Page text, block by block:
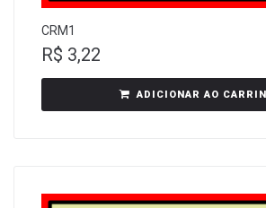
CRM1
R$ 3,22
ADICIONAR AO